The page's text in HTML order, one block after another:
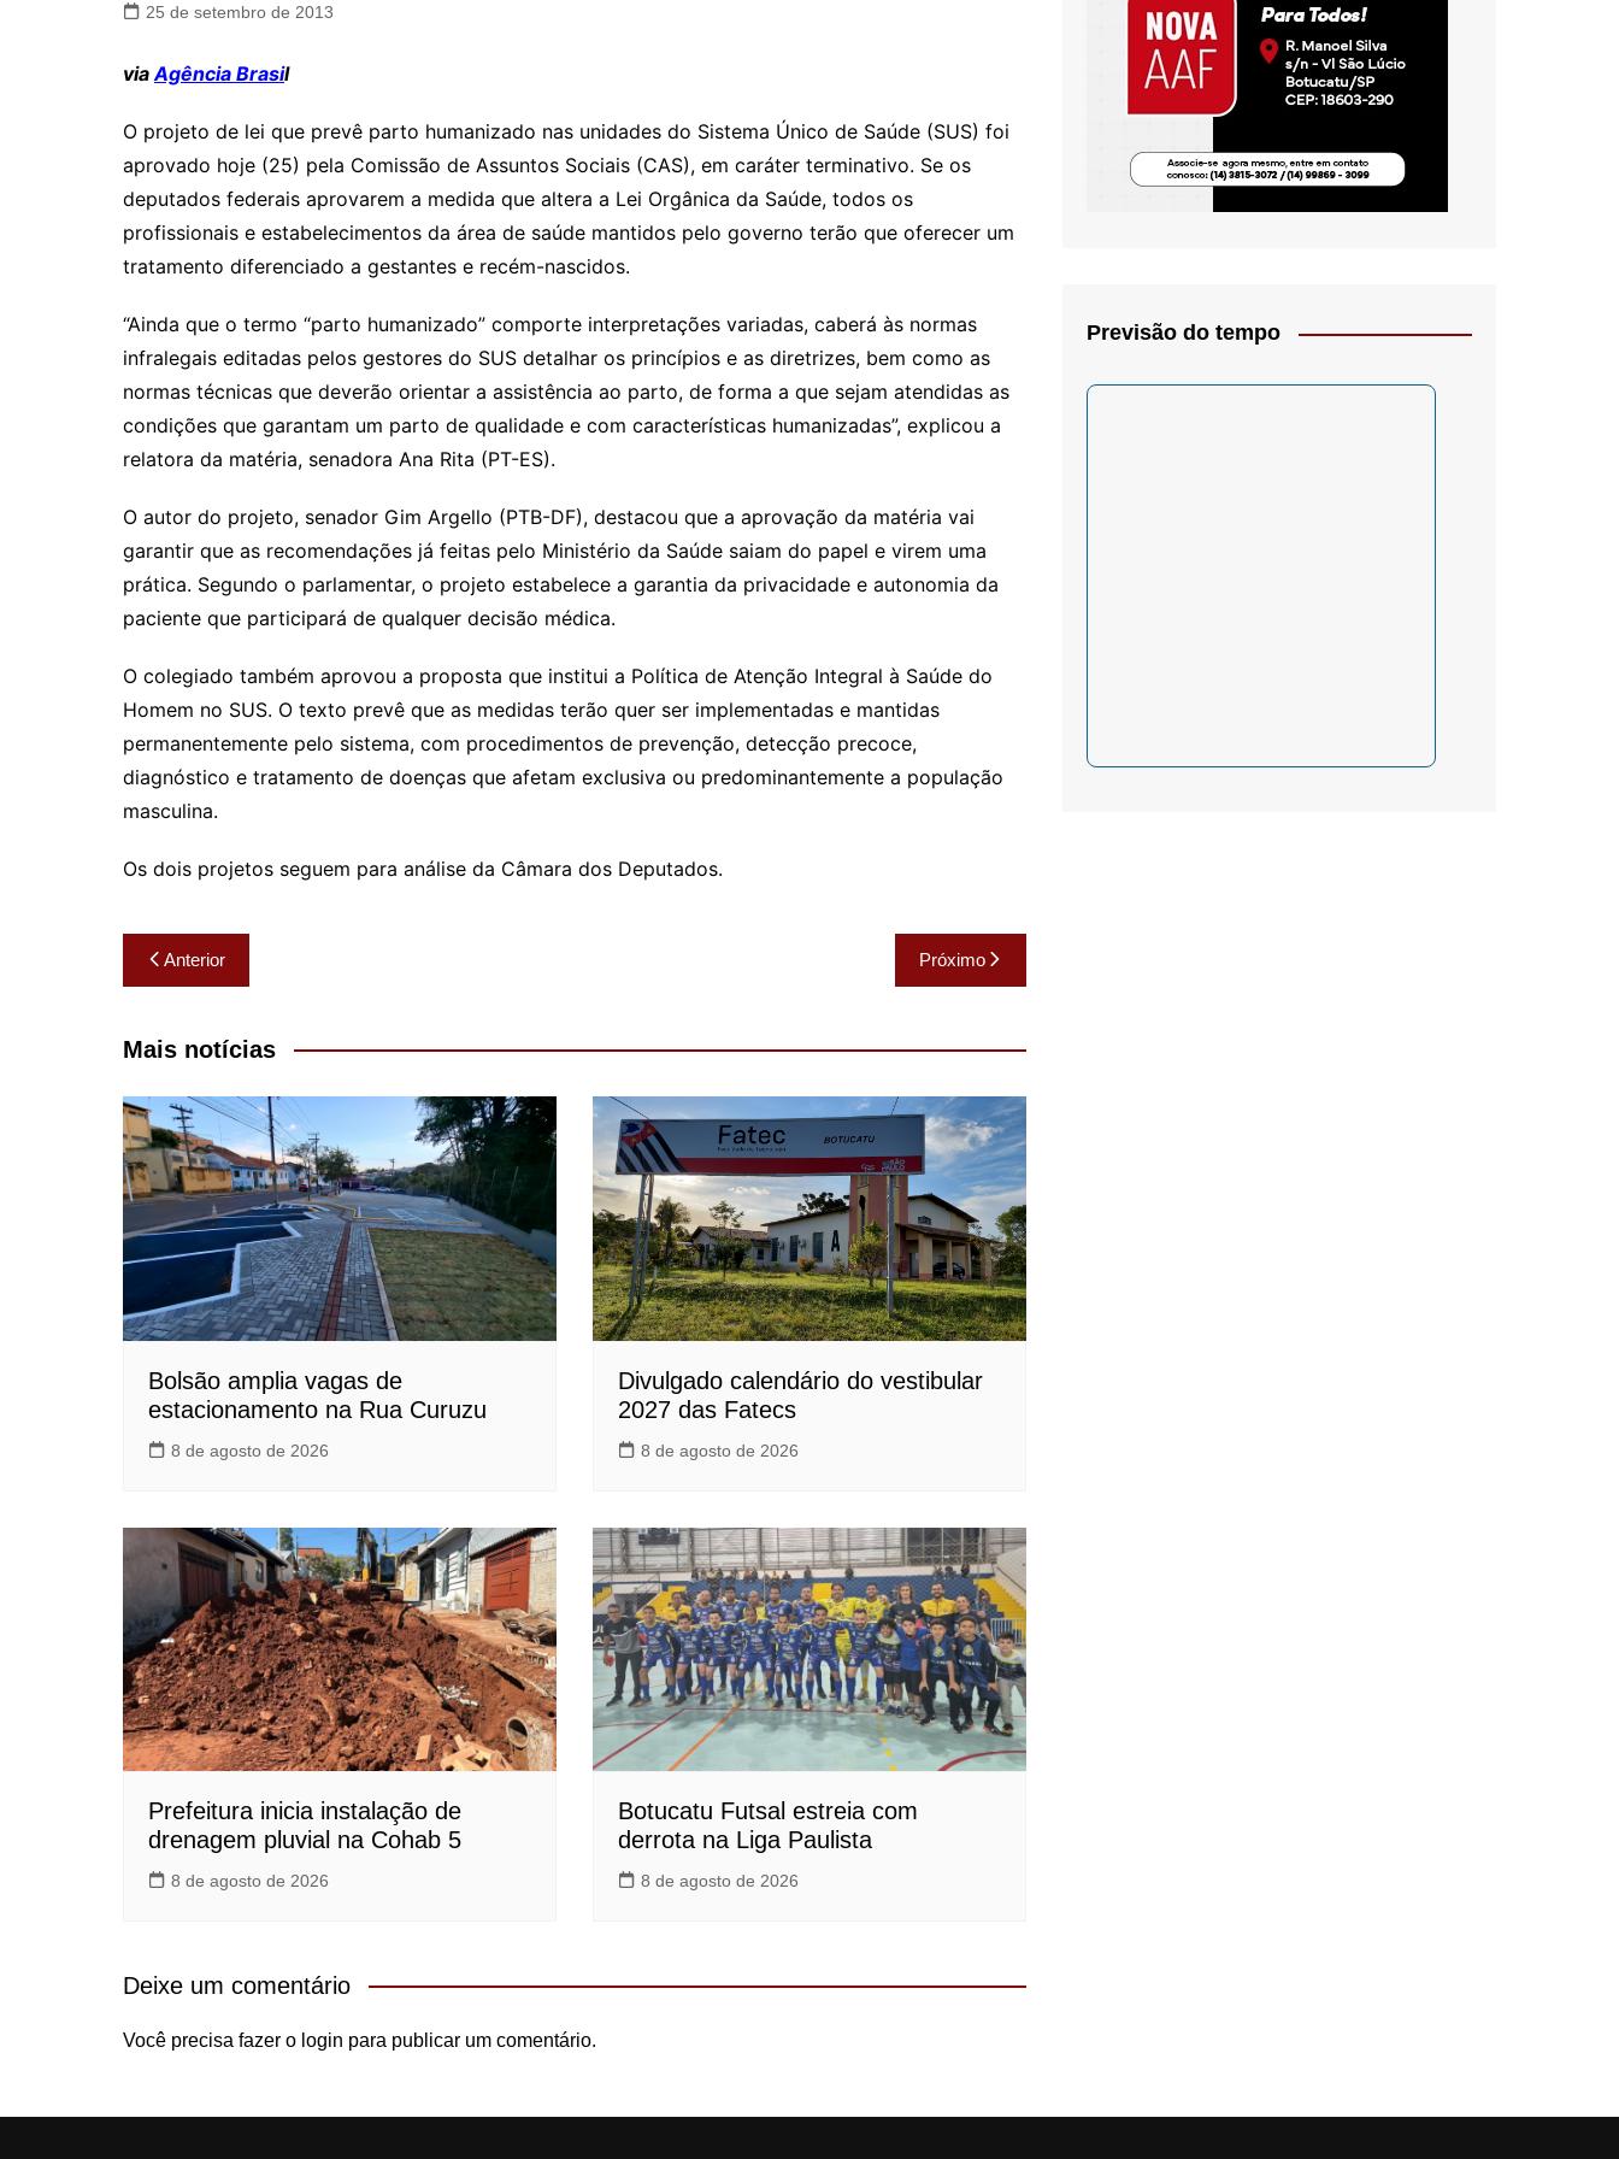
Oscar D’Ambrosio- Crítica
Chico Villela
Daniel Carvalho
João Cury
Juliana Martini – Psicologia
Infantil
25 de setembro de 2013
viaAgência Brasil
O projeto de lei que prevê parto humanizado nas unidades do Sistema Único de Saúde (SUS) foi
aprovado hoje (25) pela Comissão de Assuntos Sociais (CAS), em caráter terminativo. Se os
deputados federais aprovarem a medida que altera a Lei Orgânica da Saúde, todos os
profissionais e estabelecimentos da área de saúde mantidos pelo governo terão que oferecer um
tratamento diferenciado a gestantes e recém-nascidos.
“Ainda que o termo “parto humanizado” comporte interpretações variadas, caberá às normas
infralegais editadas pelos gestores do SUS detalhar os princípios e as diretrizes, bem como as
normas técnicas que deverão orientar a assistência ao parto, de forma a que sejam atendidas as
condições que garantam um parto de qualidade e com características humanizadas”, explicou a
relatora da matéria, senadora Ana Rita (PT-ES).
O autor do projeto, senador Gim Argello (PTB-DF), destacou que a aprovação da matéria vai
garantir que as recomendações já feitas pelo Ministério da Saúde saiam do papel e virem uma
prática. Segundo o parlamentar, o projeto estabelece a garantia da privacidade e autonomia da
paciente que participará de qualquer decisão médica.
O colegiado também aprovou a proposta que institui a Política de Atenção Integral à Saúde do
Homem no SUS. O texto prevê que as medidas terão quer ser implementadas e mantidas
permanentemente pelo sistema, com procedimentos de prevenção, detecção precoce,
diagnóstico e tratamento de doenças que afetam exclusiva ou predominantemente a população
masculina.
Os dois projetos seguem para análise da Câmara dos Deputados.
Navegação
de
Post
Anterior Próximo
Mais notícias
Bolsão amplia vagas de
estacionamento na Rua Curuzu
8 de agosto de 2026
Divulgado calendário do vestibular
2027 das Fatecs
8 de agosto de 2026
Prefeitura inicia instalação de
drenagem pluvial na Cohab 5
8 de agosto de 2026
Botucatu Futsal estreia com
derrota na Liga Paulista
8 de agosto de 2026
Deixe um comentário
Você precisa fazer o login para publicar um comentário.
Previsão do tempo